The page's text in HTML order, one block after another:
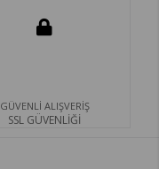
GÜVENLİ ALIŞVERİŞ
SSL GÜVENLİĞİ